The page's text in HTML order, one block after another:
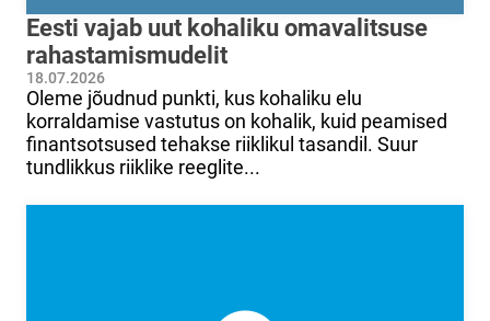
Eesti vajab uut kohaliku omavalitsuse
rahastamismudelit
18.07.2026
Oleme jõudnud punkti, kus kohaliku elu
korraldamise vastutus on kohalik, kuid peamised
finantsotsused tehakse riiklikul tasandil. Suur
tundlikkus riiklike reeglite...